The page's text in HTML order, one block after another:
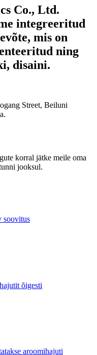
Co., Ltd.
integreeritud
mis on
ning
disaini.
Street, Beiluni
korral jätke meile oma
jooksul.